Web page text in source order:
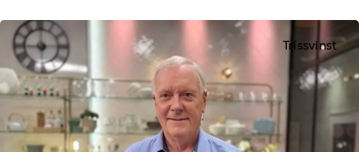
Trissvinst